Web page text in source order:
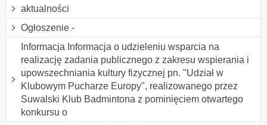
aktualności
Ogłoszenie -
Informacja Informacja o udzieleniu wsparcia na
realizację zadania publicznego z zakresu wspierania i
upowszechniania kultury fizycznej pn. "Udział w
Klubowym Pucharze Europy", realizowanego przez
Suwalski Klub Badmintona z pominięciem otwartego
konkursu o